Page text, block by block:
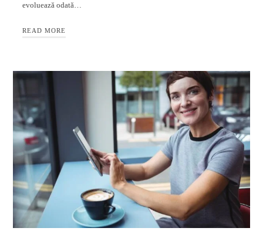
evoluează odată…
READ MORE